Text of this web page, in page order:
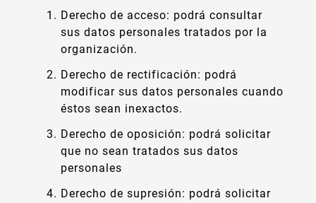
Derecho de acceso: podrá consultar
sus datos personales tratados por la
organización.
Derecho de rectificación: podrá
modificar sus datos personales cuando
éstos sean inexactos.
Derecho de oposición: podrá solicitar
que no sean tratados sus datos
personales
Derecho de supresión: podrá solicitar